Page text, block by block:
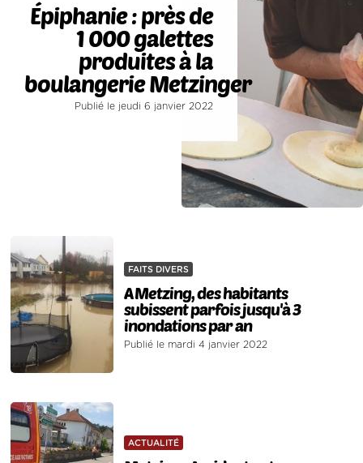
Épiphanie : près de
1 000 galettes
produites à la
boulangerie Metzinger
Publié le jeudi 6 janvier 2022
FAITS DIVERS
A Metzing, des habitants
subissent parfois jusqu'à 3
inondations par an
Publié le mardi 4 janvier 2022
ACTUALITÉ